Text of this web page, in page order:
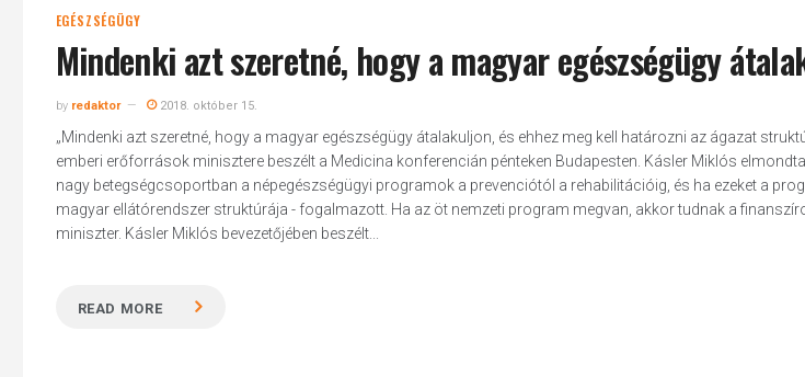
EGÉSZSÉGÜGY
Mindenki azt szeretné, hogy a magyar egészségügy
by redaktor 2018. október 15.
„Mindenki azt szeretné, hogy a magyar egészségügy átalakuljon, és ehhez meg kell határozni az ágazat
emberi erőforrások minisztere beszélt a Medicina konferencián pénteken Budapesten. Kásler Miklós
nagy betegségcsoportban a népegészségügyi programok a prevenciótól a rehabilitációig, és ha ezeket a
magyar ellátórendszer struktúrája - fogalmazott. Ha az öt nemzeti program megvan, akkor tudnak a
miniszter. Kásler Miklós bevezetőjében beszélt...
READ MORE